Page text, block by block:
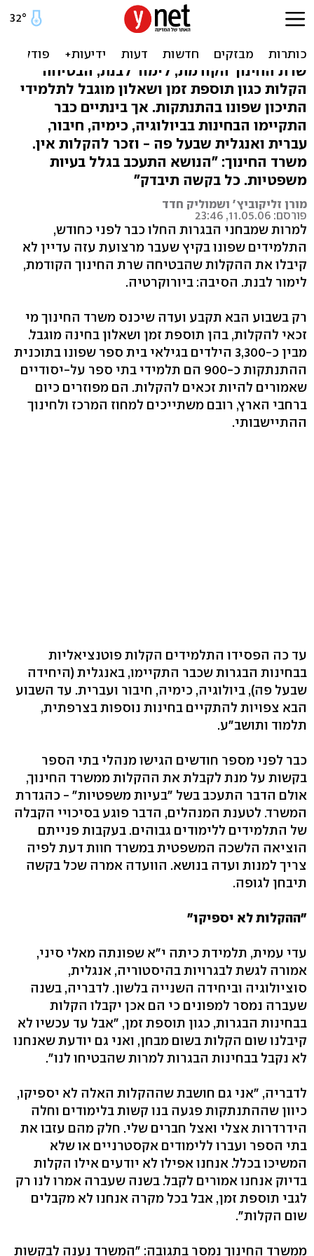
הבגרויות החלו - אך מה עם
ההקלות למפונים?
שרת החינוך הקודמת, לימור לבנת, הבטיחה
הקלות כגון תוספת זמן ושאלון מוגבל לתלמידי
התיכון שפונו בהתנתקות. אך בינתיים כבר
התקיימו הבחינות בביולוגיה, כימיה, חיבור,
עברית ואנגלית שבעל פה - וזכר להקלות אין.
משרד החינוך: "הנושא התעכב בגלל בעיות
משפטיות. כל בקשה תיבדק"
מורן זליקוביץ' ושמוליק חדד
פורסם: 11.05.06, 23:46
למרות שמבחני הבגרות החלו כבר לפני כחודש,
התלמידים שפונו בקיץ שעבר מרצועת עזה עדיין לא
קיבלו את ההקלות שהבטיחה שרת החינוך הקודמת,
לימור לבנת. הסיבה: ביורוקרטיה.
רק בשבוע הבא תקבע ועדה שיכנס משרד החינוך מי
זכאי להקלות, בהן תוספת זמן ושאלון בחינה מוגבל.
מבין כ-3,300 הילדים בגילאי בית ספר שפונו בתוכנית
ההתנתקות כ-900 הם תלמידי בתי ספר על-יסודיים
שאמורים להיות זכאים להקלות. הם מפוזרים כיום
ברחבי הארץ, רובם משתייכים למחוז המרכז ולחינוך
ההתיישבותי.
עד כה הפסידו התלמידים הקלות פוטנציאליות
בבחינות הבגרות שכבר התקיימו, באנגלית (היחידה
שבעל פה), ביולוגיה, כימיה, חיבור ועברית. עד השבוע
הבא צפויות להתקיים בחינות נוספות בצרפתית,
תלמוד ותושב"ע.
כבר לפני מספר חודשים הגישו מנהלי בתי הספר
בקשות על מנת לקבלת את ההקלות ממשרד החינוך,
אולם הדבר התעכב בשל "בעיות משפטיות" - כהגדרת
המשרד. לטענת המנהלים, הדבר פוגע בסיכויי הקבלה
של התלמידים ללימודים גבוהים. בעקבות פנייתם
הוציאה הלשכה המשפטית במשרד חוות דעת לפיה
צריך למנות ועדה בנושא. הוועדה אמרה שכל בקשה
תיבחן לגופה.
"ההקלות לא יספיקו"
עדי עמית, תלמידת כיתה י"א שפונתה מאלי סיני,
אמורה לגשת לבגרויות בהיסטוריה, אנגלית,
סוציולוגיה וביחידה השנייה בלשון. לדבריה, בשנה
שעברה נמסר למפונים כי הם אכן יקבלו הקלות
בבחינות הבגרות, כגון תוספת זמן, "אבל עד עכשיו לא
קיבלנו שום הקלות בשום מבחן, ואני גם יודעת שאנחנו
לא נקבל בבחינות הבגרות למרות שהבטיחו לנו".
לדבריה, "אני גם חושבת שההקלות האלה לא יספיקו,
כיוון שההתנתקות פגעה בנו קשות בלימודים וחלה
הידרדרות אצלי ואצל חברים שלי. חלק מהם עזבו את
בתי הספר ועברו ללימודים אקסטרניים או שלא
המשיכו בכלל. אנחנו אפילו לא יודעים אילו הקלות
בדיוק אנחנו אמורים לקבל. בשנה שעברה אמרו לנו רק
לגבי תוספת זמן, אבל בכל מקרה אנחנו לא מקבלים
שום הקלות".
ממשרד החינוך נמסר בתגובה: "המשרד נענה לבקשות